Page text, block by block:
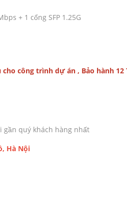
+ 1 cổng SFP 1.25G
cho công trình dự án , Bảo hành 12
gần quý khách hàng nhất
Hà Nội